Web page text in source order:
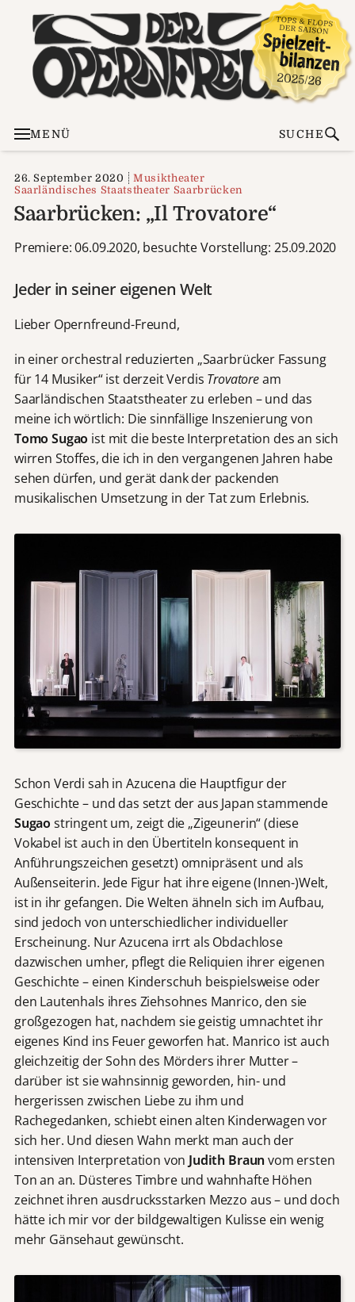
MENÜ SUCHE
26. September 2020
Musiktheater
Saarländisches Staatstheater Saarbrücken
Saarbrücken: „Il Trovatore“
Premiere: 06.09.2020, besuchte Vorstellung: 25.09.2020
Jeder in seiner eigenen Welt
Lieber Opernfreund-Freund,
in einer orchestral reduzierten „Saarbrücker Fassung
für 14 Musiker“ ist derzeit Verdis Trovatoream
Saarländischen Staatstheater zu erleben – und das
meine ich wörtlich: Die sinnfällige Inszenierung von
Tomo Sugao ist mit die beste Interpretation des an sich
wirren Stoffes, die ich in den vergangenen Jahren habe
sehen dürfen, und gerät dank der packenden
musikalischen Umsetzung in der Tat zum Erlebnis.
Schon Verdi sah in Azucena die Hauptfigur der
Geschichte – und das setzt der aus Japan stammende
Sugao stringent um, zeigt die „Zigeunerin“ (diese
Vokabel ist auch in den Übertiteln konsequent in
Anführungszeichen gesetzt) omnipräsent und als
Außenseiterin. Jede Figur hat ihre eigene (Innen-)Welt,
ist in ihr gefangen. Die Welten ähneln sich im Aufbau,
sind jedoch von unterschiedlicher individueller
Erscheinung. Nur Azucena irrt als Obdachlose
dazwischen umher, pflegt die Reliquien ihrer eigenen
Geschichte – einen Kinderschuh beispielsweise oder
den Lautenhals ihres Ziehsohnes Manrico, den sie
großgezogen hat, nachdem sie geistig umnachtet ihr
eigenes Kind ins Feuer geworfen hat. Manrico ist auch
gleichzeitig der Sohn des Mörders ihrer Mutter –
darüber ist sie wahnsinnig geworden, hin- und
hergerissen zwischen Liebe zu ihm und
Rachegedanken, schiebt einen alten Kinderwagen vor
sich her. Und diesen Wahn merkt man auch der
intensiven Interpretation von Judith Braunvom ersten
Ton an an. Düsteres Timbre und wahnhafte Höhen
zeichnet ihren ausdrucksstarken Mezzo aus – und doch
hätte ich mir vor der bildgewaltigen Kulisse ein wenig
mehr Gänsehaut gewünscht.